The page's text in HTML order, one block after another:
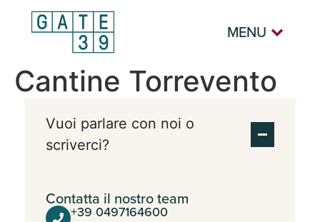
MENU
Cantine Torrevento
Vuoi parlare con noi o
scriverci?
Contatta il nostro team
+39 0497164600